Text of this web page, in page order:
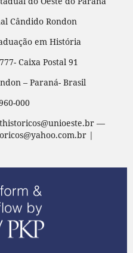
Cândido Rondon
em História
Caixa Postal 91
– Paraná- Brasil
000
—
|